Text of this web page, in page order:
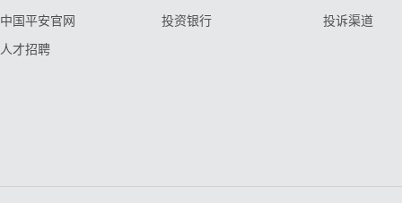
中国平安官网
人才招聘
投资银行
投诉渠道